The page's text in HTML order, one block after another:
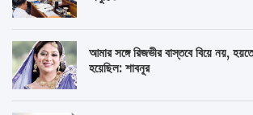
আমার সঙ্গে রিজভীর বাস্তবে বিয়ে নয়,
হয়েছিল: শাবনূর